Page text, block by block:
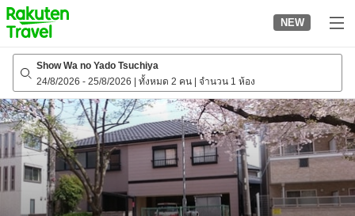
to
top
page
NEW
Show Wa no Yado Tsuchiya
24/8/2026 - 25/8/2026 ทั้งหมด 2 คน จำนวน 1 ห้อง